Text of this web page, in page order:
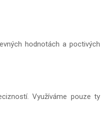
hodnotách a poctivých
Využíváme pouze ty